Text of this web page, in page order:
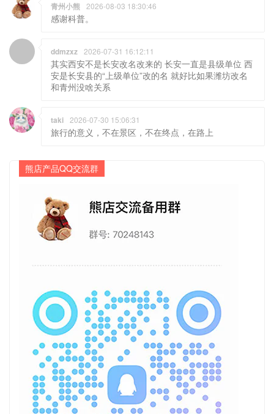
青州小熊 2026-08-03 18:30:46
感谢科普。
ddmzxz 2026-07-31 16:12:11
其实西安不是长安改名改来的 长安一直是县级单位 西
安是长安县的“上级单位”改的名 就好比如果潍坊改名
和青州没啥关系
taki 2026-07-30 15:06:31
旅行的意义，不在景区，不在终点，在路上
熊店产品QQ交流群